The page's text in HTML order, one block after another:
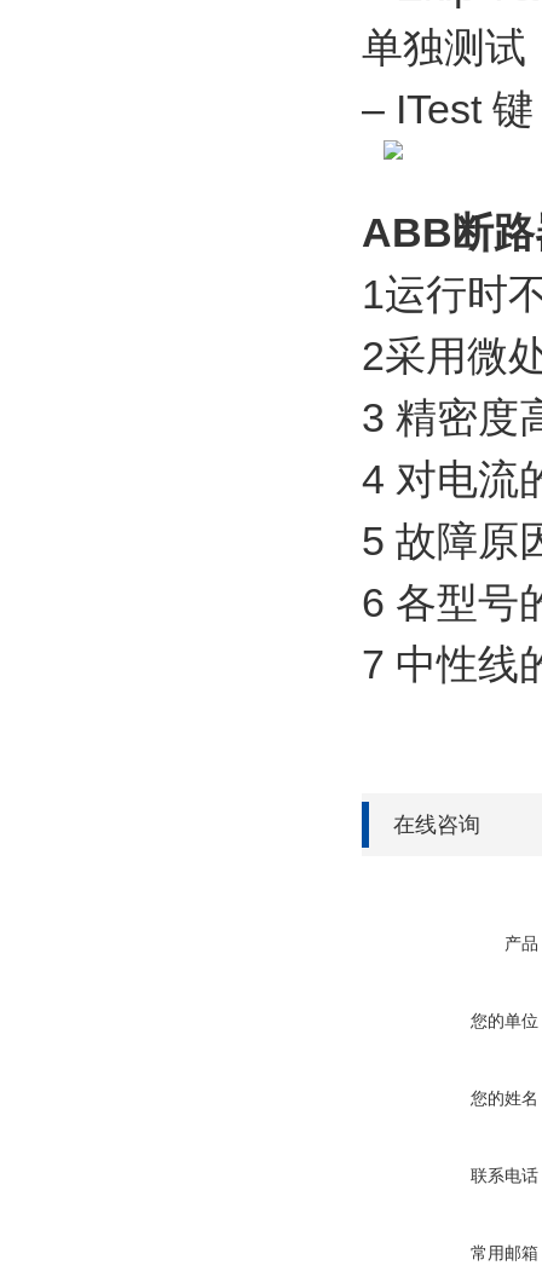
单独测试
– ITest
ABB断
1运行时
2采用微
3 精密度
4 对电流
5 故障原
6 各型号
7 中性线
在线咨询
产品
您的单位
您的姓名
联系电话
常用邮箱